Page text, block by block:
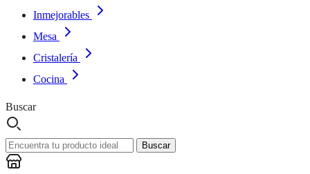
Inmejorables
Mesa
Cristalería
Cocina
Buscar
Buscar